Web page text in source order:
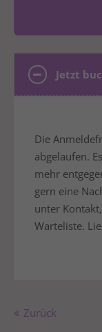
Jetzt
Die
abgelaufen.
mehr
gern eine
unter
Warteliste.
Zurück